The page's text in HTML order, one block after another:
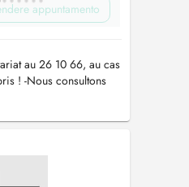
appuntamento
au 26 10 66, au cas
! -Nous consultons
ans. -Vaccination
par téléphone !! -
-...